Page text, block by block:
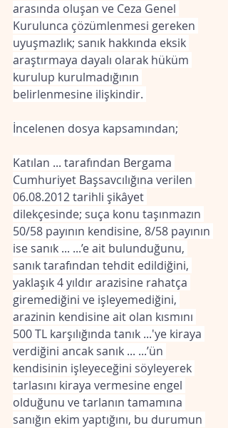
arasında oluşan ve Ceza Genel
Kurulunca çözümlenmesi gereken
uyuşmazlık; sanık hakkında eksik
araştırmaya dayalı olarak hüküm
kurulup kurulmadığının
belirlenmesine ilişkindir.
İncelenen dosya kapsamından;
Katılan ... tarafından Bergama
Cumhuriyet Başsavcılığına verilen
06.08.2012 tarihli şikâyet
dilekçesinde; suça konu taşınmazın
50/58 payının kendisine, 8/58 payının
ise sanık ... ...’e ait bulunduğunu,
sanık tarafından tehdit edildiğini,
yaklaşık 4 yıldır arazisine rahatça
giremediğini ve işleyemediğini,
arazinin kendisine ait olan kısmını
500 TL karşılığında tanık ...'ye kiraya
verdiğini ancak sanık ... ...’ün
kendisinin işleyeceğini söyleyerek
tarlasını kiraya vermesine engel
olduğunu ve tarlanın tamamına
sanığın ekim yaptığını, bu durumun